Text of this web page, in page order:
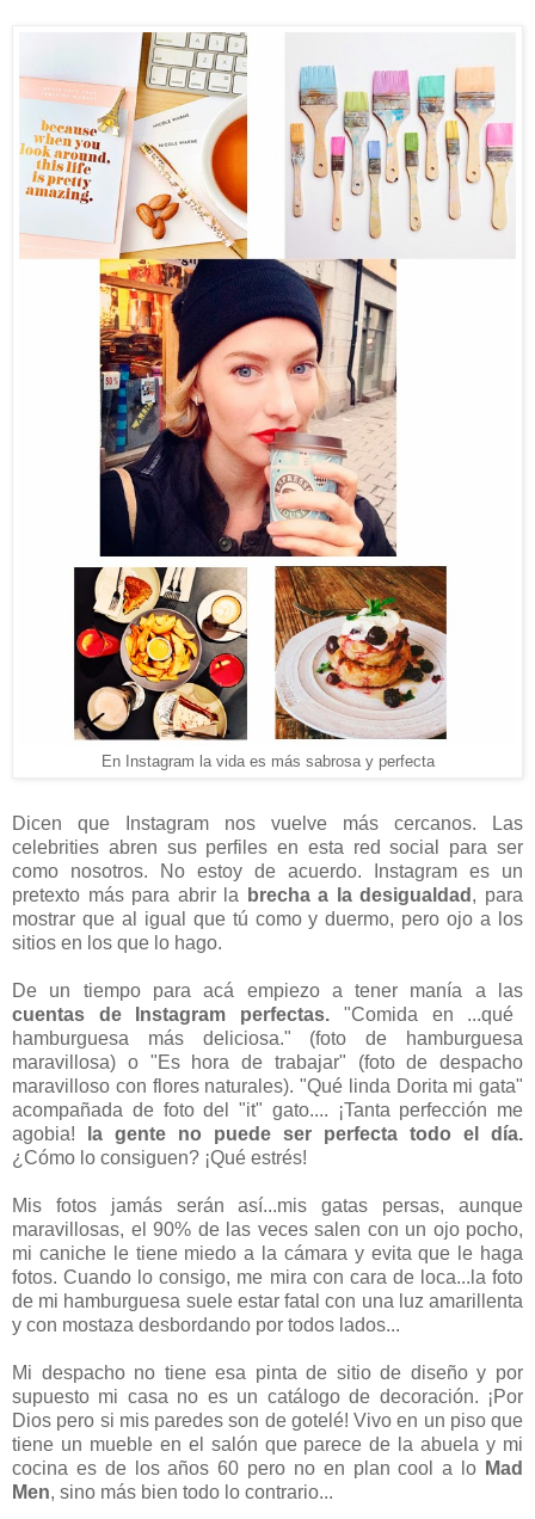
En Instagram la vida es más sabrosa y perfecta
Dicen que Instagram nos vuelve más cercanos. Las
celebrities abren sus perfiles en esta red social para ser
como nosotros. No estoy de acuerdo. Instagram es un
pretexto más para abrir la
brecha a la desigualdad , para
mostrar que al igual que tú como y duermo, pero ojo a los
sitios en los que lo hago.
De un tiempo para acá empiezo a tener manía a las
cuentas de Instagram perfectas. "Comida en ...qué
hamburguesa más deliciosa." (foto de hamburguesa
maravillosa) o "Es hora de trabajar" (foto de despacho
maravilloso con flores naturales). "Qué linda Dorita mi gata"
acompañada de foto del "it" gato.... ¡Tanta perfección me
agobia!
la gente no puede ser perfecta todo el día.
¿Cómo lo consiguen? ¡Qué estrés!
Mis fotos jamás serán así...mis gatas persas, aunque
maravillosas, el 90% de las veces salen con un ojo pocho,
mi caniche le tiene miedo a la cámara y evita que le haga
fotos. Cuando lo consigo, me mira con cara de loca...la foto
de mi hamburguesa suele estar fatal con una luz amarillenta
y con mostaza desbordando por todos lados...
Mi despacho no tiene esa pinta de sitio de diseño y por
supuesto mi casa no es un catálogo de decoración. ¡Por
Dios pero si mis paredes son de gotelé! Vivo en un piso que
tiene un mueble en el salón que parece de la abuela y mi
cocina es de los años 60 pero no en plan cool a lo Mad
Men, sino más bien todo lo contrario...